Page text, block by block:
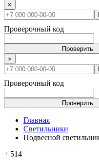
×
Проверочный код
Проверить
×
Проверочный код
Проверить
Главная
Светильники
Подвесной
+ 514